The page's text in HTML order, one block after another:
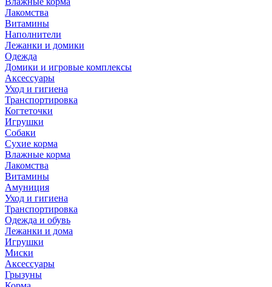
Лакомства
Витамины
Наполнители
Лежанки и домики
Одежда
Домики и игровые комплексы
Аксессуары
Уход и гигиена
Транспортировка
Когтеточки
Игрушки
Собаки
Сухие корма
Влажные корма
Лакомства
Витамины
Амуниция
Уход и гигиена
Транспортировка
Одежда и обувь
Лежанки и дома
Игрушки
Миски
Аксессуары
Грызуны